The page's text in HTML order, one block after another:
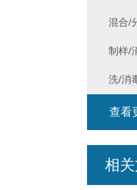
混合/
制样/
洗/消
查看
相